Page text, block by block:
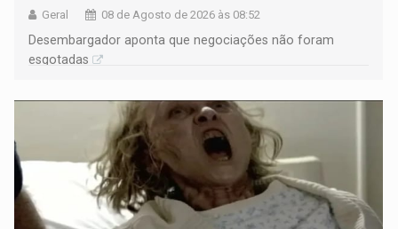
Geral 08 de Agosto de 2026 às 08:52
Desembargador aponta que negociações não foram
esgotadas